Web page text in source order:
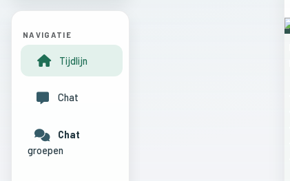
NAVIGATIE
Tijdlijn
Chat
Chat
groepen